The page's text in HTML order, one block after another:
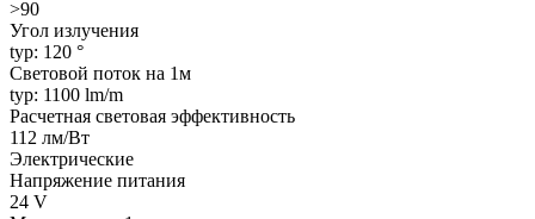
>90
Угол излучения
typ: 120 °
Световой поток на 1м
typ: 1100 lm/m
Расчетная световая эффективность
112 лм/Вт
Электрические
Напряжение питания
24 V